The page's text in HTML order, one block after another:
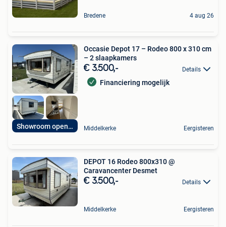
Bredene 4 aug 26
Showroom open 7op7
Occasie Depot 17 – Rodeo 800 x 310 cm
– 2 slaapkamers
€ 3.500,- Details
Financiering mogelijk
Middelkerke Eergisteren
DEPOT 16 Rodeo 800x310 @
Caravancenter Desmet
€ 3.500,- Details
Middelkerke Eergisteren